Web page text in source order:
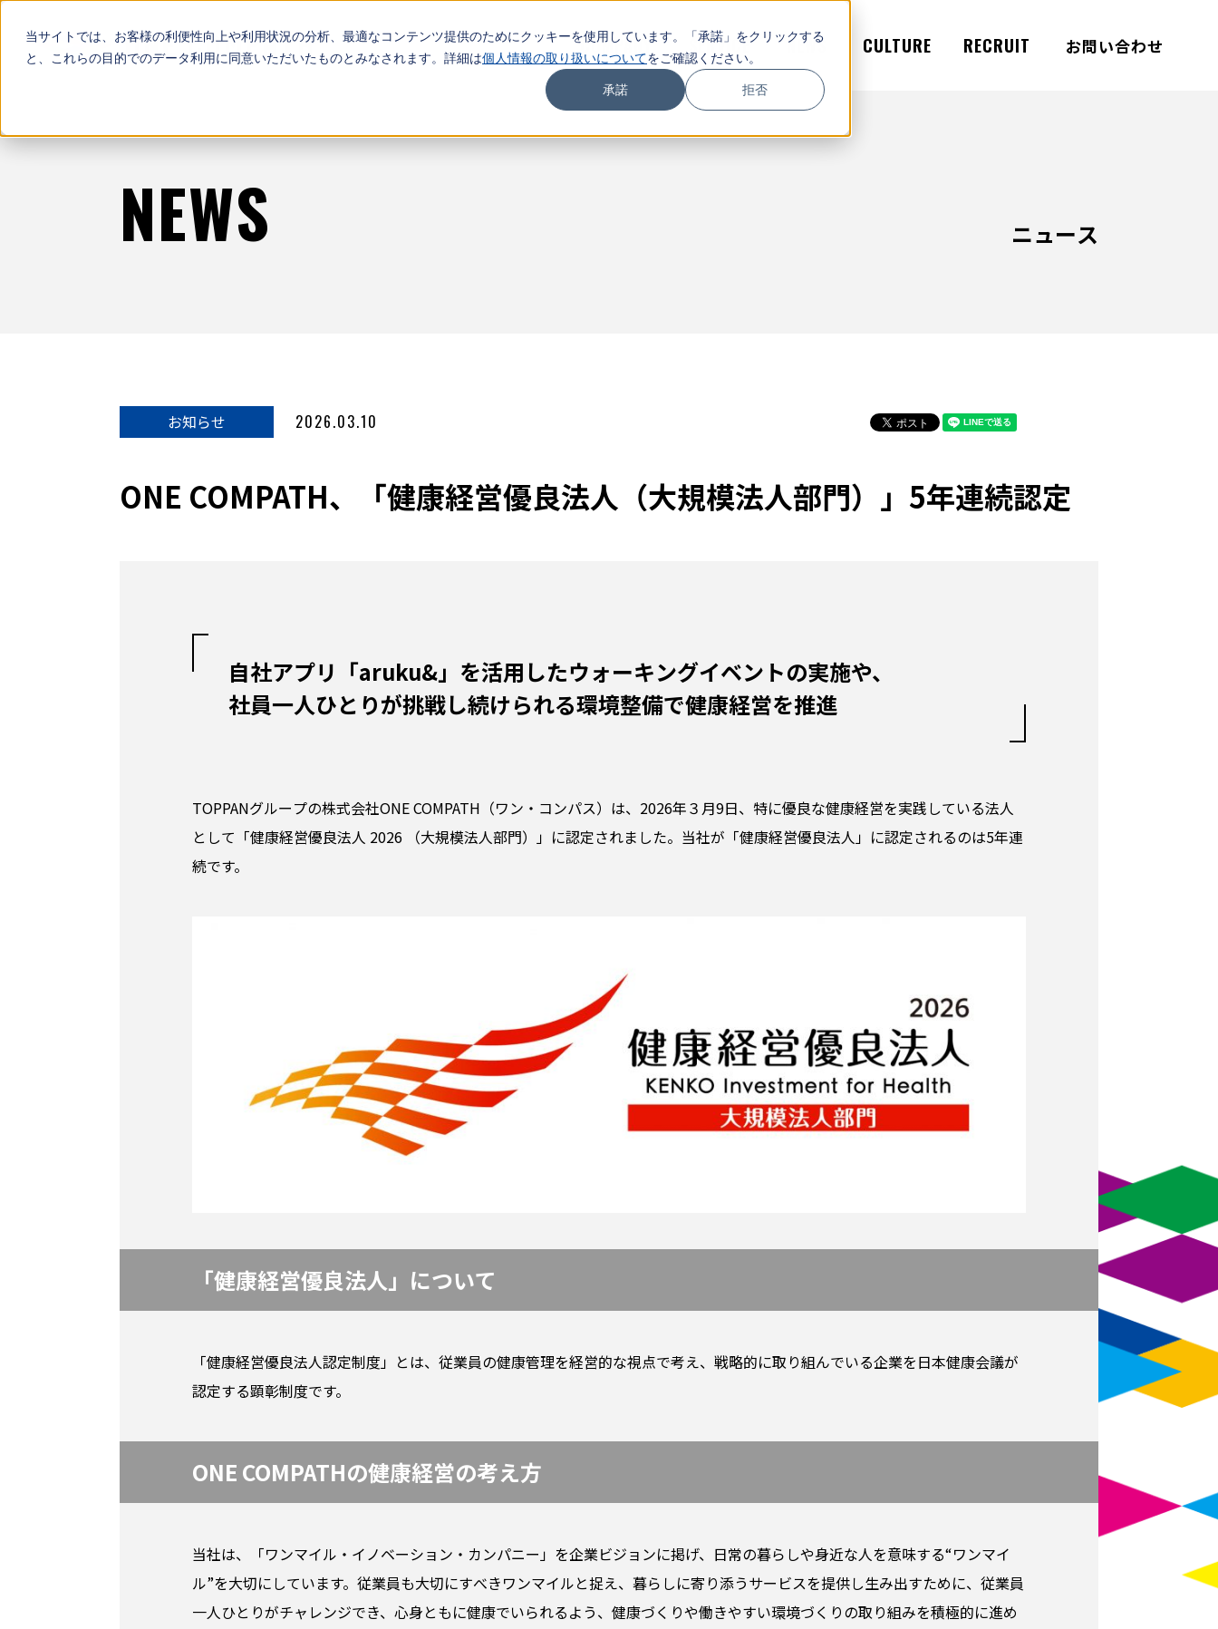
当サイトでは、お客様の利便性向上や利用状況の分析、最適なコンテンツ提供のためにクッキーを使用しています。「承諾」をクリックする
と、これらの目的でのデータ利用に同意いただいたものとみなされます。詳細は個人情報の取り扱いについてをご確認ください。
承諾 拒否
COMPANY SERVICE NEWS CULTURE RECRUIT お問い合わせ
NEWS ニュース
お知らせ 2026.03.10
ONE COMPATH、「健康経営優良法人（大規模法人部門）」5年連続認定
自社アプリ「aruku&」を活用したウォーキングイベントの実施や、
社員一人ひとりが挑戦し続けられる環境整備で健康経営を推進
TOPPANグループの株式会社ONE COMPATH（ワン・コンパス）は、2026年３月9日、特に優良な健康経営を実践している法人
として「健康経営優良法人 2026 （大規模法人部門）」に認定されました。当社が「健康経営優良法人」に認定されるのは5年連
続です。
「健康経営優良法人」について
「健康経営優良法人認定制度」とは、従業員の健康管理を経営的な視点で考え、戦略的に取り組んでいる企業を日本健康会議が
認定する顕彰制度です。
ONE COMPATHの健康経営の考え方
当社は、「ワンマイル・イノベーション・カンパニー」を企業ビジョンに掲げ、日常の暮らしや身近な人を意味する“ワンマイ
ル”を大切にしています。従業員も大切にすべきワンマイルと捉え、暮らしに寄り添うサービスを提供し生み出すために、従業員
一人ひとりがチャレンジでき、心身ともに健康でいられるよう、健康づくりや働きやすい環境づくりの取り組みを積極的に進め